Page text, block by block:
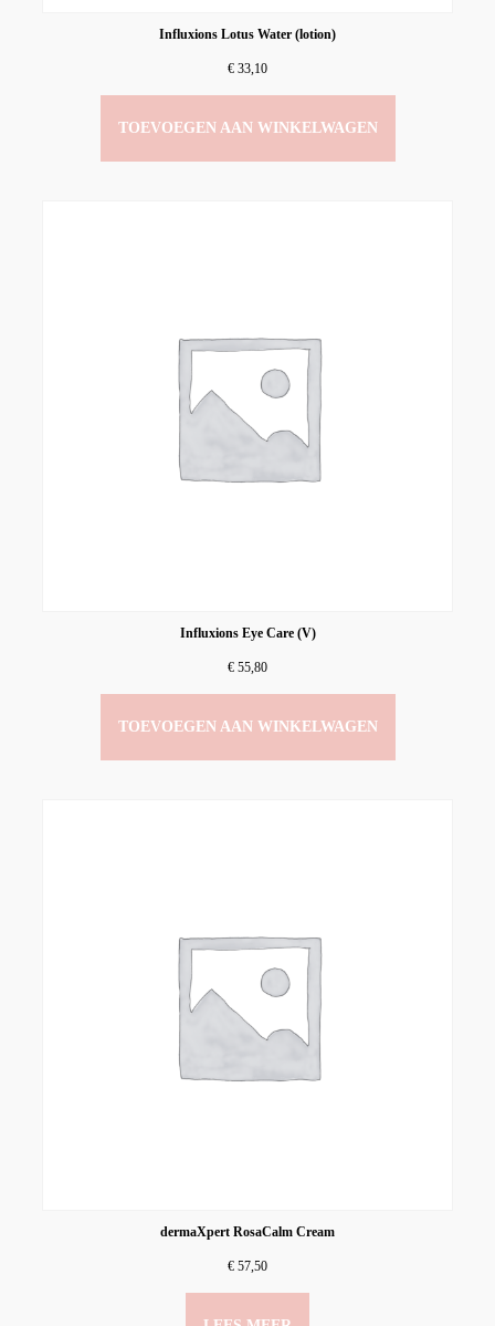
Influxions Lotus Water (lotion)
€ 33,10
TOEVOEGEN AAN WINKELWAGEN
Influxions Eye Care (V)
€ 55,80
TOEVOEGEN AAN WINKELWAGEN
dermaXpert RosaCalm Cream
€ 57,50